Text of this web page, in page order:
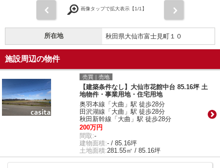
画像タップで拡大表示【1/1】
所在地 秋田県大仙市富士見町１０
施設周辺の物件
売買｜売地
【建築条件なし】大仙市花館中台 85.16坪 土
地物件・事業用地・住宅用地
奥羽本線「大曲」駅 徒歩28分
田沢湖線「大曲」駅 徒歩28分
秋田新幹線「大曲」駅 徒歩28分
200万円
間取:-
建物面積:- / 85.16坪
土地面積:281.55㎡ / 85.16坪